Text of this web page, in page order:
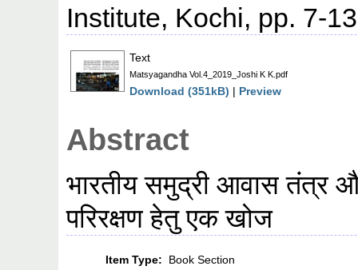
Institute, Kochi, pp. 7-
Text
Matsyagandha Vol.4_2019_Joshi K K.pdf
Download (351kB) | Preview
Abstract
भारतीय समुद्री आवास तंत्र
परिरक्षण हेतु एक खोज
Item Type:
Book Section